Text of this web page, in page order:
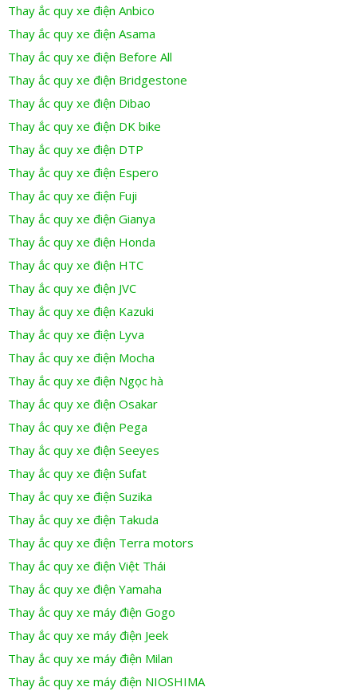
Thay ắc quy xe điện Anbico
Thay ắc quy xe điện Asama
Thay ắc quy xe điện Before All
Thay ắc quy xe điện Bridgestone
Thay ắc quy xe điện Dibao
Thay ắc quy xe điện DK bike
Thay ắc quy xe điện DTP
Thay ắc quy xe điện Espero
Thay ắc quy xe điện Fuji
Thay ắc quy xe điện Gianya
Thay ắc quy xe điện Honda
Thay ắc quy xe điện HTC
Thay ắc quy xe điện JVC
Thay ắc quy xe điện Kazuki
Thay ắc quy xe điện Lyva
Thay ắc quy xe điện Mocha
Thay ắc quy xe điện Ngọc hà
Thay ắc quy xe điện Osakar
Thay ắc quy xe điện Pega
Thay ắc quy xe điện Seeyes
Thay ắc quy xe điện Sufat
Thay ắc quy xe điện Suzika
Thay ắc quy xe điện Takuda
Thay ắc quy xe điện Terra motors
Thay ắc quy xe điện Việt Thái
Thay ắc quy xe điện Yamaha
Thay ắc quy xe máy điện Gogo
Thay ắc quy xe máy điện Jeek
Thay ắc quy xe máy điện Milan
Thay ắc quy xe máy điện NIOSHIMA